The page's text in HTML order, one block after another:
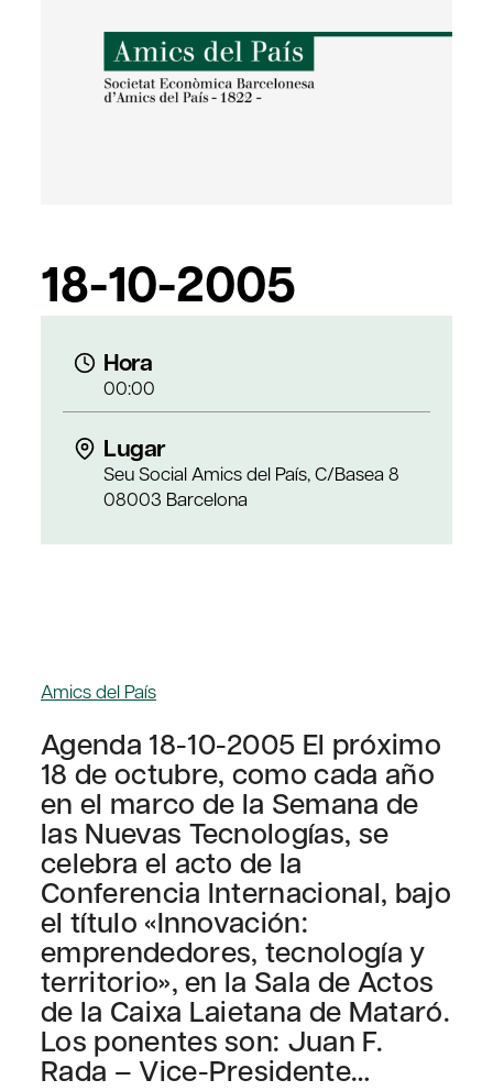
18-10-2005
Hora
00:00
Lugar
Seu Social Amics del País, C/Basea 8
08003 Barcelona
Amics del País
Agenda 18-10-2005 El próximo
18 de octubre, como cada año
en el marco de la Semana de
las Nuevas Tecnologías, se
celebra el acto de la
Conferencia Internacional, bajo
el título «Innovación:
emprendedores, tecnología y
territorio», en la Sala de Actos
de la Caixa Laietana de Mataró.
Los ponentes son: Juan F.
Rada – Vice-Presidente…